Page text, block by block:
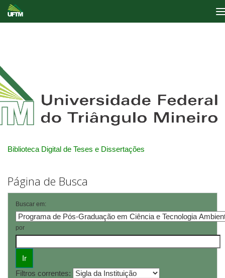
Biblioteca Digital de Teses e Dissertações
Página de Busca
Buscar em:
por
Filtros correntes: